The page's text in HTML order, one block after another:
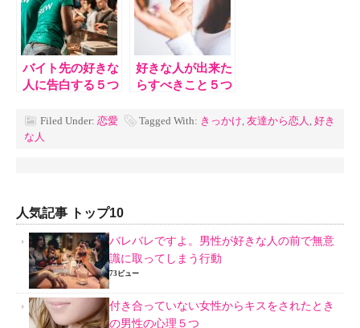
バイト先の好きな
人に告白する５つ
好きな人が出来た
らすべきこと５つ
Filed Under: 恋愛 Tagged With: きっかけ, 友達から恋人 , 好き
な人
人気記事 トップ10
バレバレですよ。男性が好きな人の前で無意
識に取ってしまう行動
73ビュー
付き合っていない女性からキスをされたとき
の男性の心理５つ